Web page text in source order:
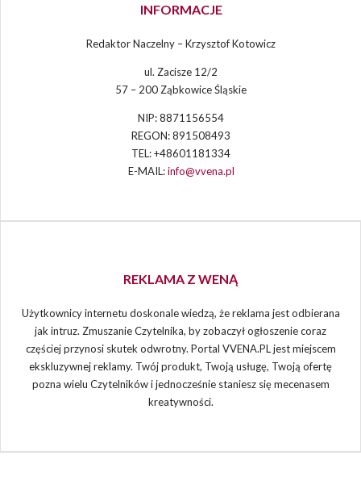
INFORMACJE
Redaktor Naczelny – Krzysztof Kotowicz
ul. Zacisze 12/2
57 – 200 Ząbkowice Śląskie
NIP: 8871156554
REGON: 891508493
TEL: +48601181334
E-MAIL:info@vvena.pl
REKLAMA Z WENĄ
Użytkownicy internetu doskonale wiedzą, że reklama jest odbierana
jak intruz. Zmuszanie Czytelnika, by zobaczył ogłoszenie coraz
częściej przynosi skutek odwrotny. Portal VVENA.PL jest miejscem
ekskluzywnej reklamy. Twój produkt, Twoją usługę, Twoją ofertę
pozna wielu Czytelników i jednocześnie staniesz się mecenasem
kreatywności.